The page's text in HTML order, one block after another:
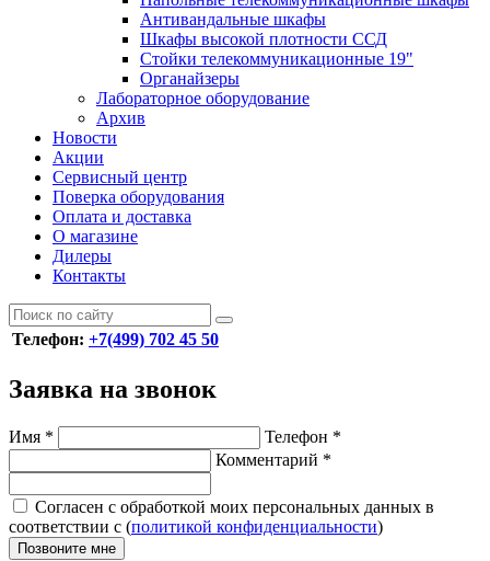
Антивандальные шкафы
Шкафы высокой плотности ССД
Стойки телекоммуникационные 19"
Органайзеры
Лабораторное оборудование
Архив
Новости
Акции
Сервисный центр
Поверка оборудования
Оплата и доставка
О магазине
Дилеры
Контакты
Телефон: +7(499) 702 45 50
Заявка на звонок
Имя * Телефон *
Комментарий *
Согласен с обработкой моих персональных данных в
соответствии с (политикой конфиденциальности)
Позвоните мне